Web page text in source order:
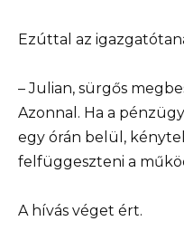
Ezúttal az
– Julian, sürgős
Azonnal. Ha a
egy órán belül,
felfüggeszteni a
A hívás véget ért.